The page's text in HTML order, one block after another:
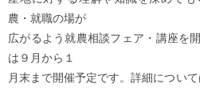
農・就職の場が
広がるよう就農相談フェア・講座を
は９月から１
月末まで開催予定です。詳細につい